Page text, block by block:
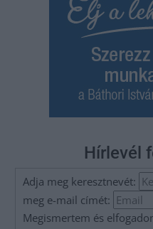
Hírlevél
Adja meg keresztnevét:
meg e-mail címét:
Megismertem és